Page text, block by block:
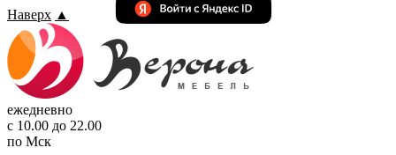
Наверх ▲
ежедневно
с 10.00 до 22.00
по Мск